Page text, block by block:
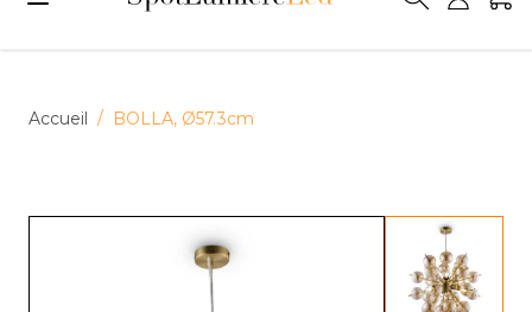
Accueil / BOLLA, Ø57.3cm
View